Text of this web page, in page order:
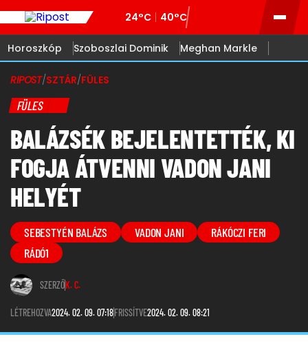
24°C 40°C
Horoszkóp Szoboszlai Dominik Meghan Markle
RIPOST/SZTÁR/FÜLES
FÜLES
BALÁZSÉK BEJELENTETTÉK, KI
FOGJA ÁTVENNI VADON JANI
HELYÉT
SEBESTYÉN BALÁZS VADON JANI
RÁKÓCZI FERI
RÁDÓ1
SZERZŐK. C.
LÉTREHOZVA2024. 02. 09. 07:18FRISSÍTVE2024. 02. 09. 08:21